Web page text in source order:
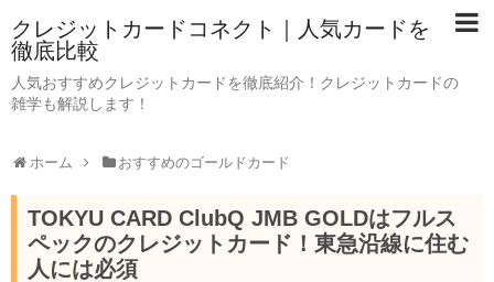
クレジットカードコネクト｜人気カードを
徹底比較
人気おすすめクレジットカードを徹底紹介！クレジットカードの
雑学も解説します！
ホーム おすすめのゴールドカード
TOKYU CARD ClubQ JMB GOLDはフルス
ペックのクレジットカード！東急沿線に住む
人には必須